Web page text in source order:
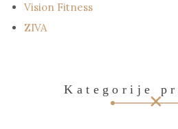
Vision Fitness
ZIVA
Kategorije